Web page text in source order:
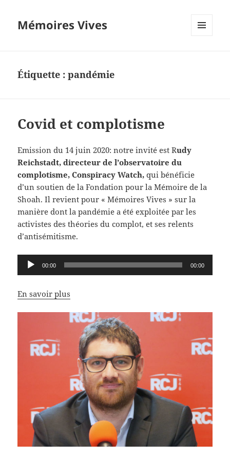
Mémoires Vives
Étiquette :pandémie
Covid et complotisme
Emission du 14 juin 2020: notre invité est Rudy
Reichstadt, directeur de l’observatoire du
complotisme, Conspiracy Watch, qui bénéficie
d’un soutien de la Fondation pour la Mémoire de la
Shoah. Il revient pour « Mémoires Vives » sur la
manière dont la pandémie a été exploitée par les
activistes des théories du complot, et ses relents
d’antisémitisme.
Lecteur
audio
00:00 00:00
En savoir plus